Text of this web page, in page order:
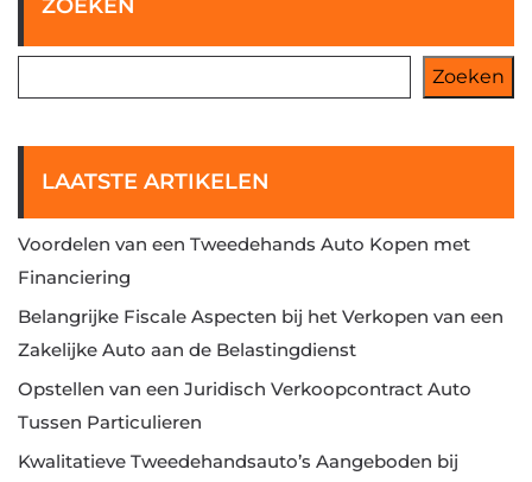
ZOEKEN
Zoeken
LAATSTE ARTIKELEN
Voordelen van een Tweedehands Auto Kopen met
Financiering
Belangrijke Fiscale Aspecten bij het Verkopen van een
Zakelijke Auto aan de Belastingdienst
Opstellen van een Juridisch Verkoopcontract Auto
Tussen Particulieren
Kwalitatieve Tweedehandsauto’s Aangeboden bij